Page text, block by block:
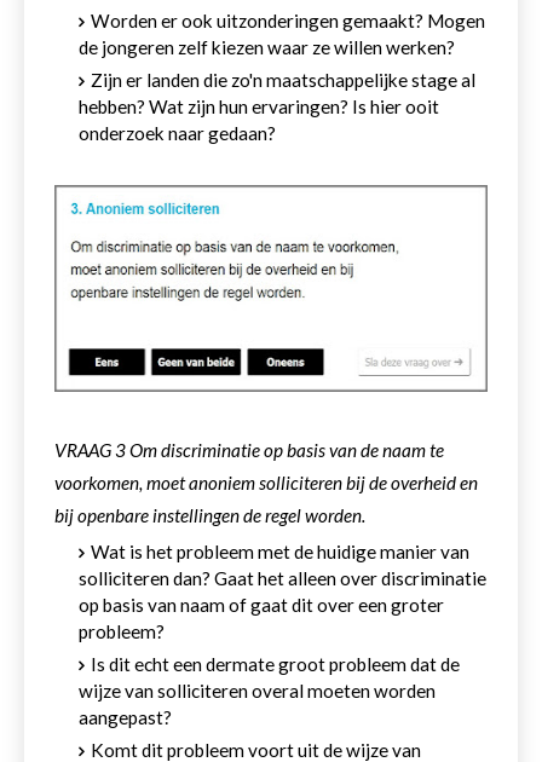
Worden er ook uitzonderingen gemaakt? Mogen
de jongeren zelf kiezen waar ze willen werken?
Zijn er landen die zo'n maatschappelijke stage al
hebben? Wat zijn hun ervaringen? Is hier ooit
onderzoek naar gedaan?
VRAAG 3 Om discriminatie op basis van de naam te
voorkomen, moet anoniem solliciteren bij de overheid en
bij openbare instellingen de regel worden.
Wat is het probleem met de huidige manier van
solliciteren dan? Gaat het alleen over discriminatie
op basis van naam of gaat dit over een groter
probleem?
Is dit echt een dermate groot probleem dat de
wijze van solliciteren overal moeten worden
aangepast?
Komt dit probleem voort uit de wijze van